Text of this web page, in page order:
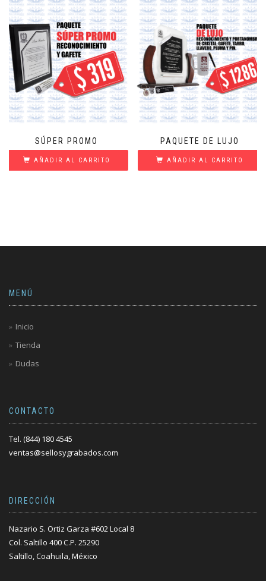
SÚPER PROMO
AÑADIR AL CARRITO
PAQUETE DE LUJO
AÑADIR AL CARRITO
MENÚ
Inicio
Tienda
Dudas
CONTACTO
Tel. (844) 180 4545
ventas@sellosygrabados.com
DIRECCIÓN
Nazario S. Ortiz Garza #602 Local 8
Col. Saltillo 400 C.P. 25290
Saltillo, Coahuila, México